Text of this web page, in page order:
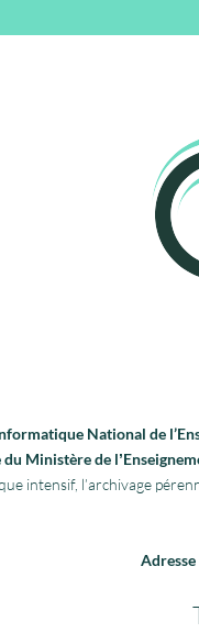
National de
Ministère de
intensif, l’archivage
Adresse